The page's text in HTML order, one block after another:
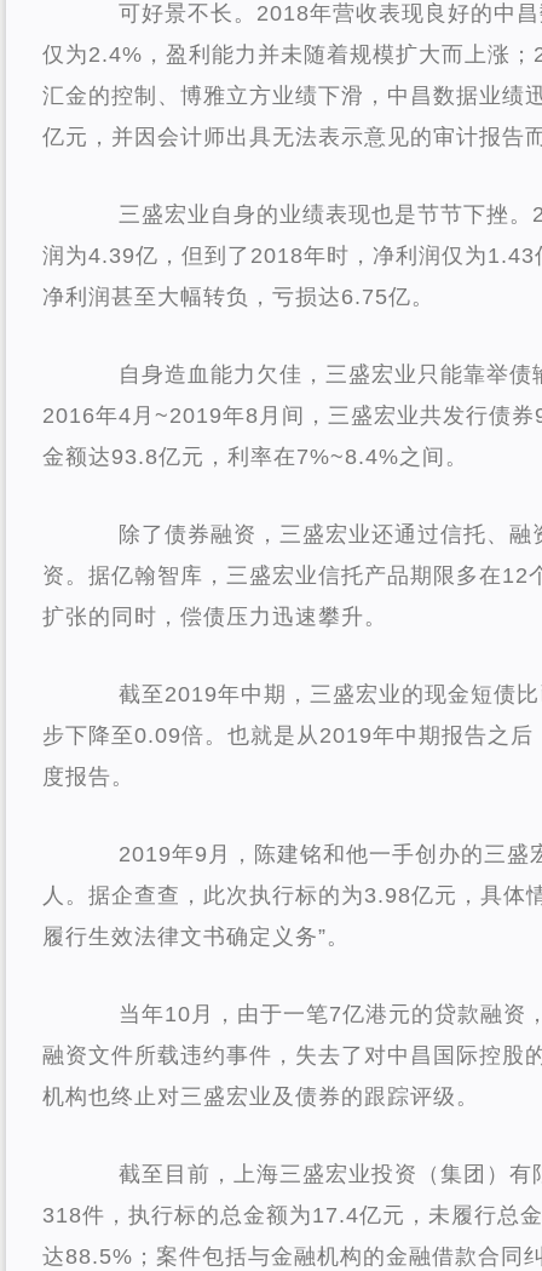
可好景不长。2018年营收表现良好的中
仅为2.4%，盈利能力并未随着规模扩大而上涨
汇金的控制、博雅立方业绩下滑，中昌数据业绩
亿元，并因会计师出具无法表示意见的审计报告
三盛宏业自身的业绩表现也是节节下挫
润为4.39亿，但到了2018年时，净利润仅为
净利润甚至大幅转负，亏损达6.75亿。
自身造血能力欠佳，三盛宏业只能靠举
2016年4月~2019年8月间，三盛宏业共发行债
金额达93.8亿元，利率在7%~8.4%之间。
除了债券融资，三盛宏业还通过信托、
资。据亿翰智库，三盛宏业信托产品期限多在12
扩张的同时，偿债压力迅速攀升。
截至2019年中期，三盛宏业的现金短债
步下降至0.09倍。也就是从2019年中期报告之
度报告。
2019年9月，陈建铭和他一手创办的三盛
人。据企查查，此次执行标的为3.98亿元，具体
履行生效法律文书确定义务”。
当年10月，由于一笔7亿港元的贷款融资
融资文件所载违约事件，失去了对中昌国际控股
机构也终止对三盛宏业及债券的跟踪评级。
截至目前，上海三盛宏业投资（集团）
318件，执行标的总金额为17.4亿元，未履行总
达88.5%；案件包括与金融机构的金融借款合同